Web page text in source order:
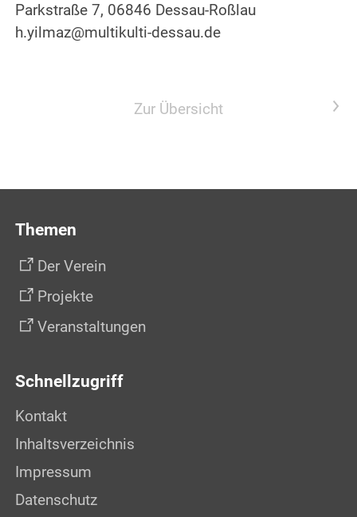
Parkstraße 7, 06846 Dessau-Roßlau
h.yilmaz@multikulti-dessau.de
Zur Übersicht Nächster Artikel
Themen
Der Verein
Projekte
Veranstaltungen
Schnellzugriff
Kontakt
Inhaltsverzeichnis
Impressum
Datenschutz